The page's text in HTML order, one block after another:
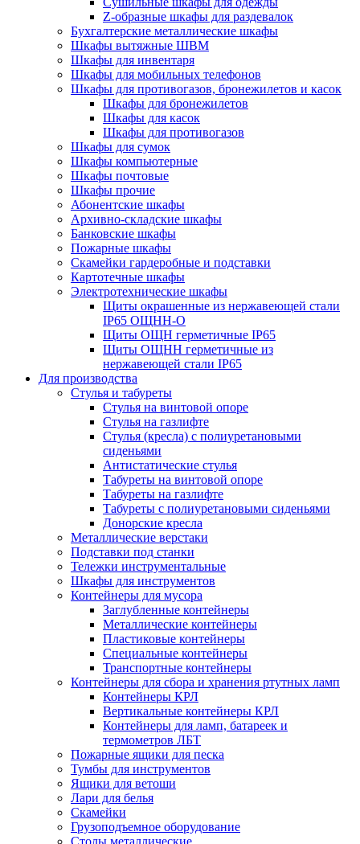
Z-образные шкафы для раздевалок
Бухгалтерские металлические шкафы
Шкафы вытяжные ШВМ
Шкафы для инвентаря
Шкафы для мобильных телефонов
Шкафы для противогазов, бронежилетов и касок
Шкафы для бронежилетов
Шкафы для касок
Шкафы для противогазов
Шкафы для сумок
Шкафы компьютерные
Шкафы почтовые
Шкафы прочие
Абонентские шкафы
Архивно-складские шкафы
Банковские шкафы
Пожарные шкафы
Скамейки гардеробные и подставки
Картотечные шкафы
Электротехнические шкафы
Щиты окрашенные из нержавеющей стали
IP65 ОЩНН-О
Щиты ОЩН герметичные IP65
Щиты ОЩНН герметичные из
нержавеющей стали IP65
Для производства
Стулья и табуреты
Стулья на винтовой опоре
Стулья на газлифте
Стулья (кресла) с полиуретановыми
сиденьями
Антистатические стулья
Табуреты на винтовой опоре
Табуреты на газлифте
Табуреты с полиуретановыми сиденьями
Донорские кресла
Металлические верстаки
Подставки под станки
Тележки инструментальные
Шкафы для инструментов
Контейнеры для мусора
Заглубленные контейнеры
Металлические контейнеры
Пластиковые контейнеры
Специальные контейнеры
Транспортные контейнеры
Контейнеры для сбора и хранения ртутных ламп
Контейнеры КРЛ
Вертикальные контейнеры КРЛ
Контейнеры для ламп, батареек и
термометров ЛБТ
Пожарные ящики для песка
Тумбы для инструментов
Ящики для ветоши
Лари для белья
Скамейки
Грузоподъемное оборудование
Столы металлические